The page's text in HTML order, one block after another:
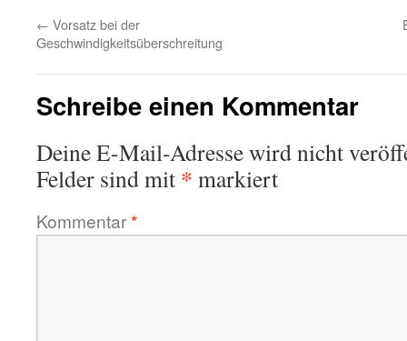
← Vorsatz bei der
Geschwindigkeitsüberschreitung
Schreibe einen Kommentar
Deine E-Mail-Adresse wird nicht
Felder sind mit * markiert
Kommentar*